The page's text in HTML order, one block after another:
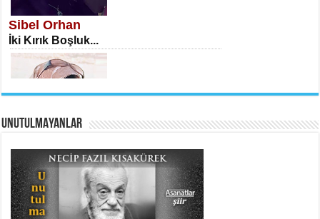
Ekranlar Arasında Kaybolan İnsan...
AHMET URFALI
Tahlil Denemesi...
Sibel Orhan
İki Kırık Boşluk...
Meral Yağmur
Eski Bir Şiir...
UNUTULMAYANLAR